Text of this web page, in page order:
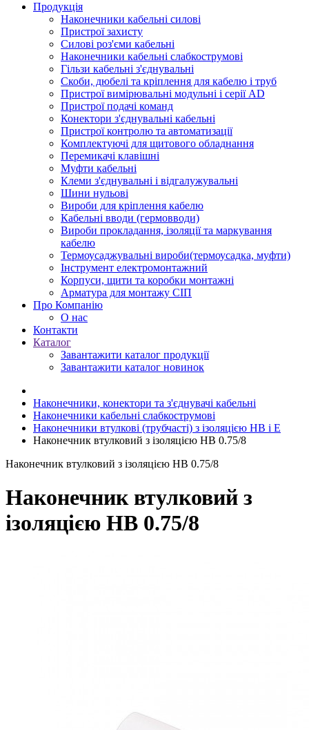
Продукція
Наконечники кабельні силові
Пристрої захисту
Силові роз'єми кабельні
Наконечники кабельні слабкострумові
Гільзи кабельні з'єднувальні
Скоби, дюбелі та кріплення для кабелю і труб
Пристрої вимірювальні модульні і серії AD
Пристрої подачі команд
Конектори з'єднувальні кабельні
Пристрої контролю та автоматизації
Комплектуючі для щитового обладнання
Перемикачі клавішні
Муфти кабельні
Клеми з'єднувальні і відгалужувальні
Шини нульові
Вироби для кріплення кабелю
Кабельні вводи (гермовводи)
Вироби прокладання, iзоляції та маркування
кабелю
Термоусаджувальні вироби(термоусадка, муфти)
Інструмент електромонтажний
Корпуси, щити та коробки монтажні
Арматура для монтажу СІП
Про Компанію
О нас
Контакти
Каталог
Завантажити каталог продукції
Завантажити каталог новинок
Наконечники, конектори та з'єднувачі кабельні
Наконечники кабельні слабкострумові
Наконечники втулкові (трубчасті) з ізоляцією НВ і Е
Наконечник втулковий з ізоляцією HB 0.75/8
Наконечник втулковий з ізоляцією HB 0.75/8
Наконечник втулковий з
ізоляцією HB 0.75/8